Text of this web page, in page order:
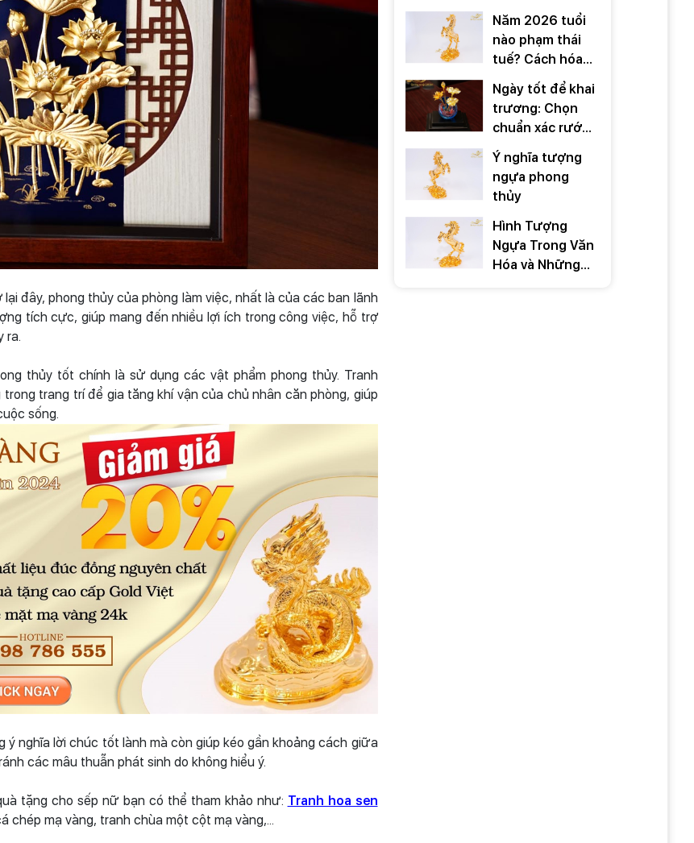
đây, phong thủy của phòng làm việc, nhất là của các ban lãnh
tích cực, giúp mang đến nhiều lợi ích trong công việc, hỗ trợ
ra.
thủy tốt chính là sử dụng các vật phẩm phong thủy. Tranh
trang trí để gia tăng khí vận của chủ nhân căn phòng, giúp
sống.
ý nghĩa lời chúc tốt lành mà còn giúp kéo gần khoảng cách giữa
các mâu thuẫn phát sinh do không hiểu ý.
tặng cho sếp nữ bạn có thể tham khảo như: Tranh hoa sen
chép mạ vàng, tranh chùa một cột mạ vàng,...
Năm 2026 tuổi
nào phạm thái
tuế? Cách hóa
giải ra sao?
Ngày tốt để khai
trương: Chọn
chuẩn xác rước
TÀI LỘC 2026
Ý nghĩa tượng
ngựa phong
thủy
Hình Tượng
Ngựa Trong Văn
Hóa và Những